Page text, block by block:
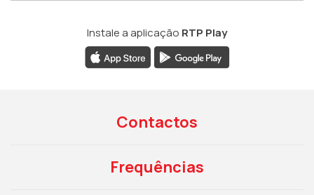
Instale a aplicação RTP Play
Contactos
Frequências